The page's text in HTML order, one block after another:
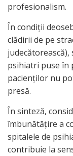
profesionalism.
În condiții
clădirii de pe
psihiatri puse în
pacienților nu
presă.
În sinteză,
îmbunătățire a
spitalele de
contribuie la